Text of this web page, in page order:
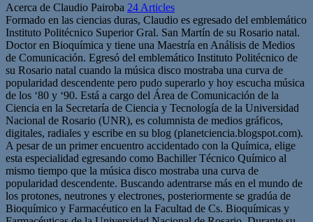
Acerca de Claudio Pairoba 24 Articles
Formado en las ciencias duras, Claudio es egresado del emblemático
Instituto Politécnico Superior Gral. San Martín de su Rosario natal.
Doctor en Bioquímica y tiene una Maestría en Análisis de Medios
de Comunicación. Egresó del emblemático Instituto Politécnico de
su Rosario natal cuando la música disco mostraba una curva de
popularidad descendente pero pudo superarlo y hoy escucha música
de los ‘80 y ‘90. Está a cargo del Área de Comunicación de la
Ciencia en la Secretaría de Ciencia y Tecnología de la Universidad
Nacional de Rosario (UNR), es columnista de medios gráficos,
digitales, radiales y escribe en su blog (planetciencia.blogspot.com).
A pesar de un primer encuentro accidentado con la Química, elige
esta especialidad egresando como Bachiller Técnico Químico al
mismo tiempo que la música disco mostraba una curva de
popularidad descendente. Buscando adentrarse más en el mundo de
los protones, neutrones y electrones, posteriormente se gradúa de
Bioquímico y Farmacéutico en la Facultad de Cs. Bioquímicas y